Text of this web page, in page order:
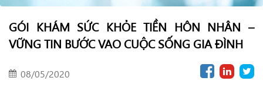
GÓI KHÁM SỨC KHỎE TIỀN HÔN NHÂN –
VỮNG TIN BƯỚC VAO CUỘC SỐNG GIA ĐÌNH
08/05/2020